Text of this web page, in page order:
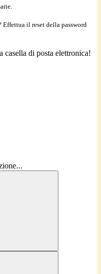
Effettua il reset della password
casella di posta elettronica!